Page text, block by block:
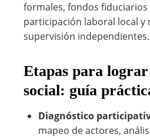
formales, fondos
participación laboral local y
supervisión independientes.
Etapas para
social: guía
Diagnóstico
mapeo de actores,